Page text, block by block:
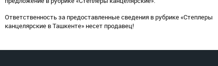
Ответственность за предоставленные сведения в рубрике «Степлеры
канцелярские в Ташкенте» несет продавец!